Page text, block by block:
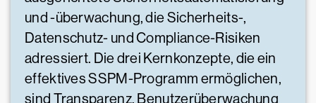
und -überwachung, die Sicherheits-,
Datenschutz- und Compliance-Risiken
adressiert. Die drei Kernkonzepte, die ein
effektives SSPM-Programm ermöglichen,
sind Transparenz, Benutzerüberwachung